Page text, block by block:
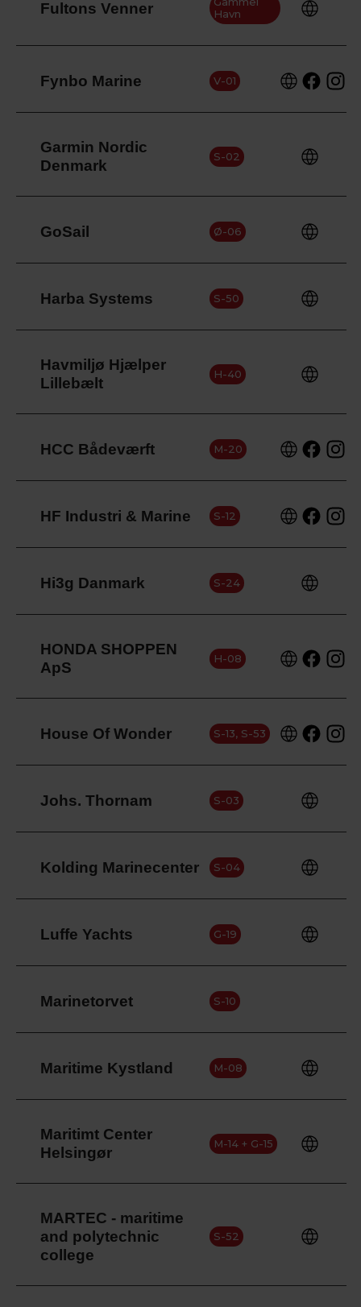
Fultons Venner
Havn
Fynbo Marine V-01
Garmin Nordic
Denmark
S-02
GoSail Ø-06
Harba Systems S-50
Havmiljø Hjælper
Lillebælt
H-40
HCC Bådeværft M-20
HF Industri & Marine S-12
Hi3g Danmark S-24
HONDA SHOPPEN
ApS
H-08
House Of Wonder S-13, S-53
Johs. Thornam S-03
Kolding Marinecenter S-04
Luffe Yachts G-19
Marinetorvet S-10
Maritime Kystland M-08
Maritimt Center
Helsingør
M-14 + G-15
MARTEC - maritime
and polytechnic
college
S-52